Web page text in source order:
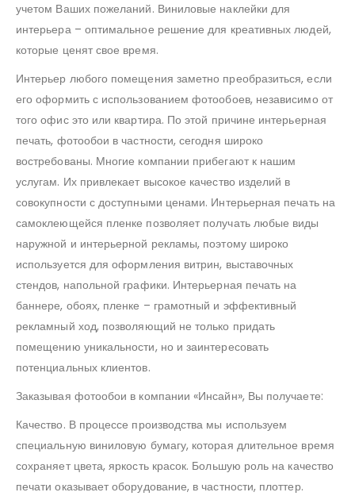
учетом Ваших пожеланий. Виниловые наклейки для
интерьера – оптимальное решение для креативных людей,
которые ценят свое время.
Интерьер любого помещения заметно преобразиться, если
его оформить с использованием фотообоев, независимо от
того офис это или квартира. По этой причине интерьерная
печать, фотообои в частности, сегодня широко
востребованы. Многие компании прибегают к нашим
услугам. Их привлекает высокое качество изделий в
совокупности с доступными ценами. Интерьерная печать на
самоклеющейся пленке позволяет получать любые виды
наружной и интерьерной рекламы, поэтому широко
используется для оформления витрин, выставочных
стендов, напольной графики. Интерьерная печать на
баннере, обоях, пленке – грамотный и эффективный
рекламный ход, позволяющий не только придать
помещению уникальности, но и заинтересовать
потенциальных клиентов.
Заказывая фотообои в компании «Инсайн», Вы получаете:
Качество. В процессе производства мы используем
специальную виниловую бумагу, которая длительное время
сохраняет цвета, яркость красок. Большую роль на качество
печати оказывает оборудование, в частности, плоттер.